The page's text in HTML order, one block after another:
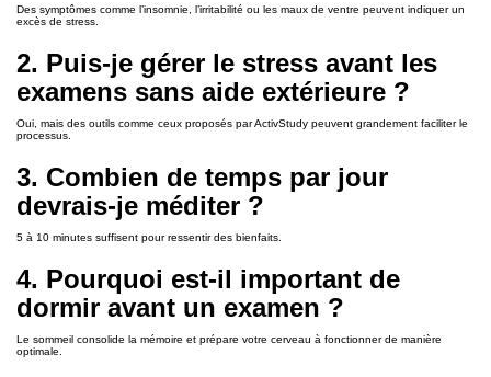
Des symptômes comme l’insomnie, l’irritabilité ou les maux de ventre peuvent indiquer un
excès de stress.
2. Puis-je gérer le stress avant les
examens sans aide extérieure ?
Oui, mais des outils comme ceux proposés par ActivStudy peuvent grandement faciliter le
processus.
3. Combien de temps par jour
devrais-je méditer ?
5 à 10 minutes suffisent pour ressentir des bienfaits.
4. Pourquoi est-il important de
dormir avant un examen ?
Le sommeil consolide la mémoire et prépare votre cerveau à fonctionner de manière
optimale.